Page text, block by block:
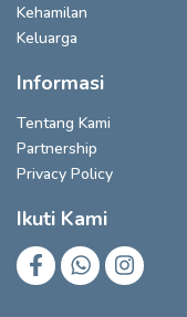
Kehamilan
Keluarga
Informasi
Tentang Kami
Partnership
Privacy Policy
Ikuti Kami